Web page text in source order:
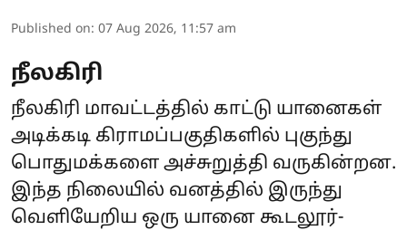
Published on: 07 Aug 2026, 11:57 am
நீலகிரி
நீலகிரி மாவட்டத்தில் காட்டு யானைகள்
அடிக்கடி கிராமப்பகுதிகளில் புகுந்து
பொதுமக்களை அச்சுறுத்தி வருகின்றன.
இந்த நிலையில் வனத்தில் இருந்து
வெளியேறிய ஒரு யானை கூடலூர்-